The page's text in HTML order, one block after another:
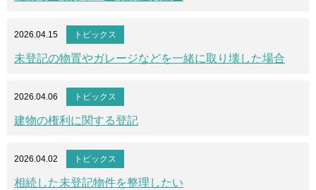
2026.04.15 トピックス
未登記の物置やガレージなどを一緒に取り壊した場合
2026.04.06 トピックス
建物の権利に関する登記
2026.04.02 トピックス
相続した未登記物件を整理したい